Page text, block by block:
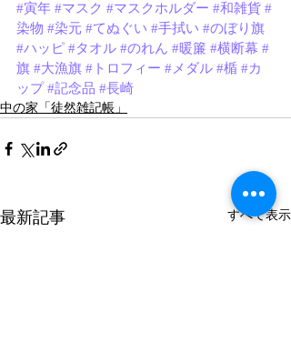
#寅年 #マスク #マスクホルダー #和雑貨 #
染物 #染元 #てぬぐい #手拭い #のぼり旗
#ハッピ #タオル #のれん #暖簾 #横断幕 #
旗 #大漁旗 #トロフィー #メダル #楯 #カ
ップ #記念品 #長崎
中の家「徒然雑記帳」
最新記事 すべて表示